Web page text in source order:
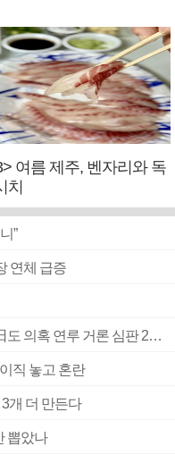
여름 제주, 벤자리와 독
치
”
연체 급증
■ 축구협회 ‘성 접대’ 의혹 일파만파…日도 의혹 연루 거론 심판 2명 조사
직 놓고 혼란
개 더 만든다
뽑았나